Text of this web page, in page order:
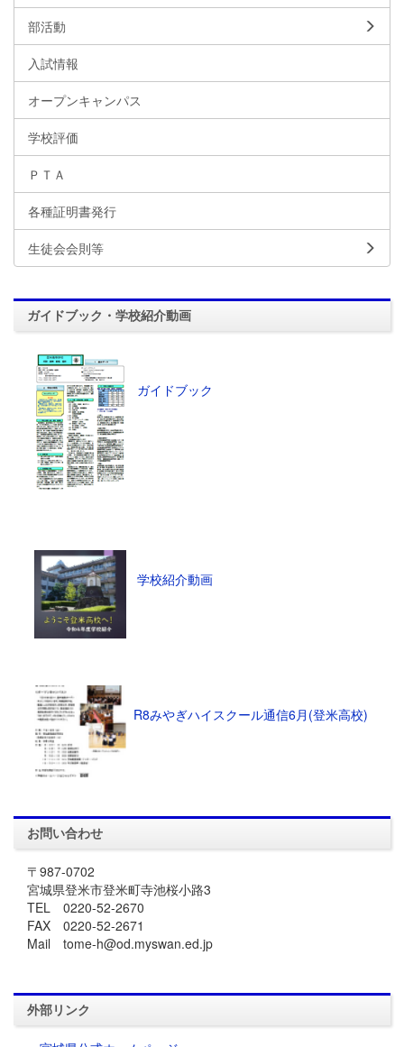
部活動
入試情報
オープンキャンパス
学校評価
ＰＴＡ
各種証明書発行
生徒会会則等
ガイドブック・学校紹介動画
ガイドブック
学校紹介動画
R8みやぎハイスクール通信6月(登米高校)
お問い合わせ
〒987-0702
宮城県登米市登米町寺池桜小路3
TEL 0220-52-2670
FAX 0220-52-2671
Mail tome-h@od.myswan.ed.jp
外部リンク